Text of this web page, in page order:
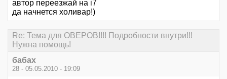
автор переезжай на i7
да начнется холивар!)
Re: Тема для ОВЕРОВ!!!! Подробности внутри!!!
Нужна помощь!
бабах
28 - 05.05.2010 - 19:09